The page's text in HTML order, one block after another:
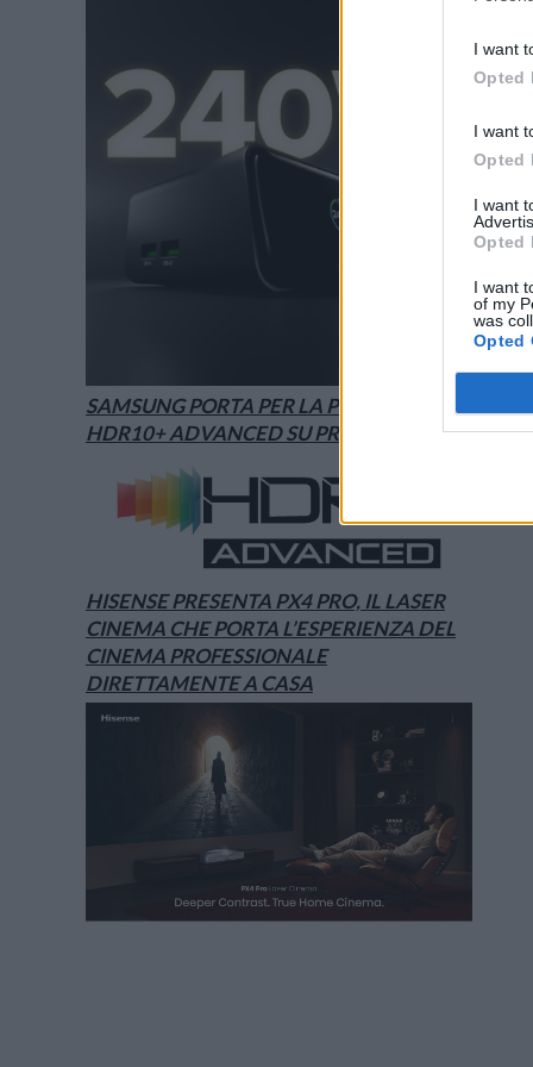
I want
Opted
I want
Opted
I want
Opted
I want
of my
was
Opted
SAMSUNG PORTA PER LA PRIMA VOLTA
HDR10+ ADVANCED SU PRIME VIDEO
HISENSE PRESENTA PX4 PRO, IL LASER
CINEMA CHE PORTA L’ESPERIENZA DEL
CINEMA PROFESSIONALE
DIRETTAMENTE A CASA